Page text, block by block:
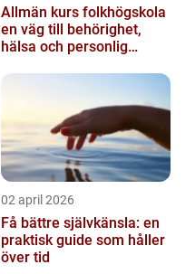
Allmän kurs folkhögskola
en väg till behörighet,
hälsa och personlig
02 april 2026
Få bättre självkänsla: en
praktisk guide som håller
över tid